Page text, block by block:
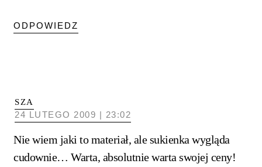
ODPOWIEDZ
SZA
24 LUTEGO 2009 | 23:02
Nie wiem jaki to materiał, ale sukienka wygląda
cudownie… Warta, absolutnie warta swojej ceny!